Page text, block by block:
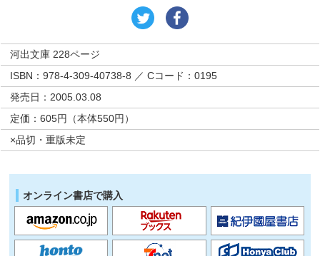
河出文庫 228ページ
ISBN：978-4-309-40738-8 ／ Cコード：0195
発売日：2005.03.08
定価：605円（本体550円）
×品切・重版未定
オンライン書店で購入